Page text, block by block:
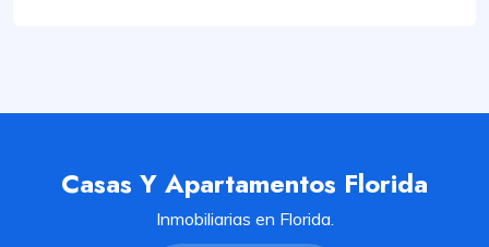
Casas Y Apartamentos Florida
Inmobiliarias en Florida.